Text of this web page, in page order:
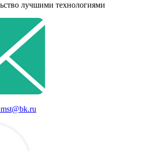
лучшими технологиями